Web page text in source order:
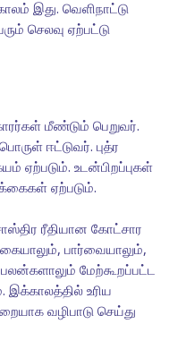
இது. வெளிநாட்டு
செலவு ஏற்பட்டு
மீண்டும் பெறுவர்.
ஈட்டுவர். புத்ர
ஏற்படும். உடன்பிறப்புகள்
ஏற்படும்.
ரீதியான கோட்சார
பார்வையாலும்,
மேற்கூறப்பட்ட
இக்காலத்தில் உரிய
வழிபாடு செய்து